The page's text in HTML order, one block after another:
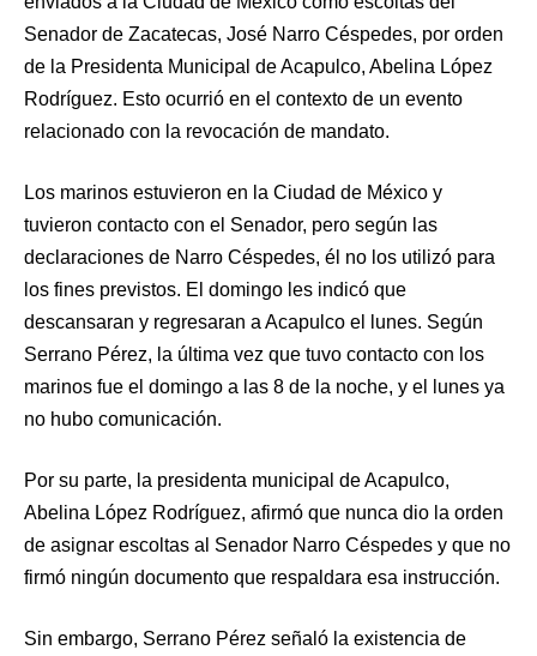
Senador de Zacatecas, José Narro Céspedes, por orden
de la Presidenta Municipal de Acapulco, Abelina López
Rodríguez. Esto ocurrió en el contexto de un evento
relacionado con la revocación de mandato.
Los marinos estuvieron en la Ciudad de México y
tuvieron contacto con el Senador, pero según las
declaraciones de Narro Céspedes, él no los utilizó para
los fines previstos. El domingo les indicó que
descansaran y regresaran a Acapulco el lunes. Según
Serrano Pérez, la última vez que tuvo contacto con los
marinos fue el domingo a las 8 de la noche, y el lunes ya
no hubo comunicación.
Por su parte, la presidenta municipal de Acapulco,
Abelina López Rodríguez, afirmó que nunca dio la orden
de asignar escoltas al Senador Narro Céspedes y que no
firmó ningún documento que respaldara esa instrucción.
Sin embargo, Serrano Pérez señaló la existencia de